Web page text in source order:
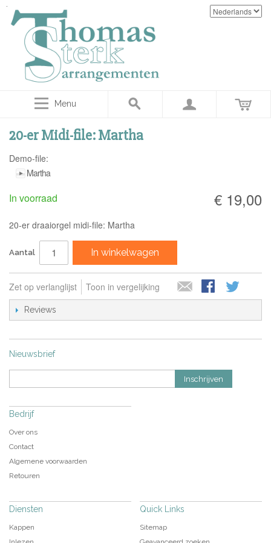
Menu
20-er Midi-file: Martha
Demo-file:
Martha
€ 19,00
In voorraad
20-er draaiorgel midi-file: Martha
Aantal In winkelwagen
Zet op verlanglijst Toon in vergelijking
Reviews
Nieuwsbrief
Inschrijven
Bedrijf
Over ons
Contact
Algemene voorwaarden
Retouren
Diensten
Kappen
Quick Links
Sitemap